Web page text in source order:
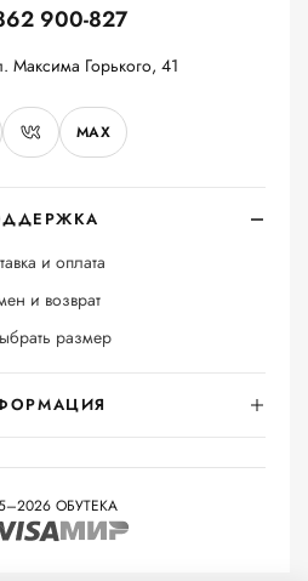
и оплата
и возврат
размер
900-827
Максима Горького, 41
MAX
ОБУТЕКА